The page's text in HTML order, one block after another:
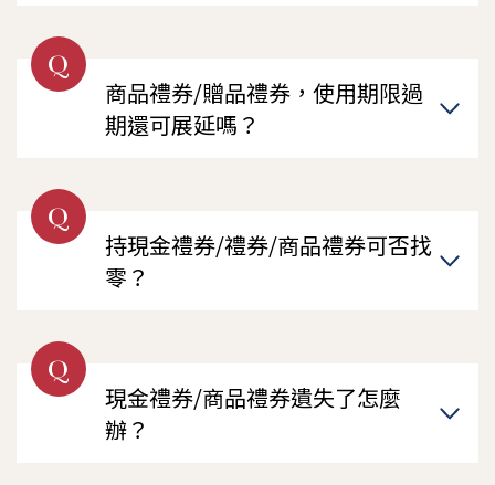
Q
商品禮券/贈品禮券，使用期限過
期還可展延嗎？
Q
持現金禮券/禮券/商品禮券可否找
零？
Q
現金禮券/商品禮券遺失了怎麼
辦？